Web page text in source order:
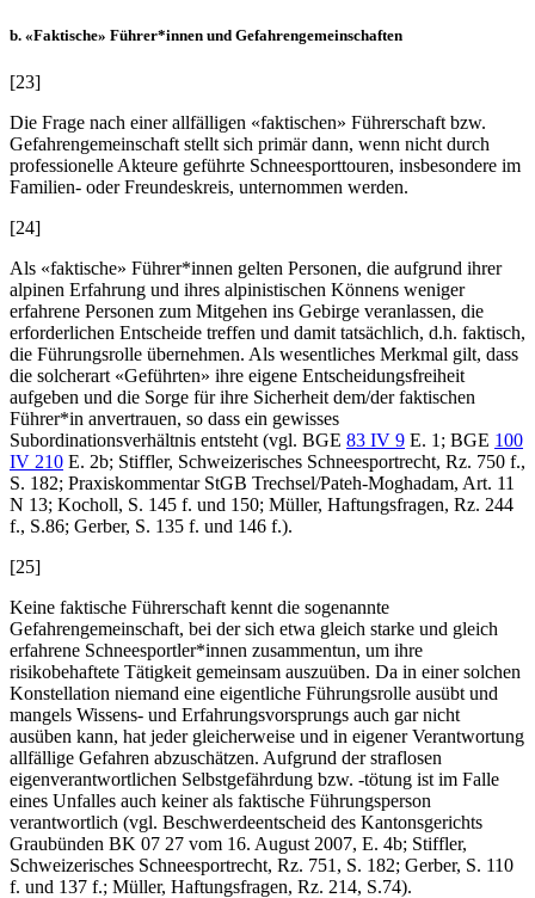
b. «Faktische» Führer*innen und Gefahrengemeinschaften
[23]
Die Frage nach einer allfälligen «faktischen» Führerschaft bzw.
Gefahrengemeinschaft stellt sich primär dann, wenn nicht durch
professionelle Akteure geführte Schneesporttouren, insbesondere im
Familien- oder Freundeskreis, unternommen werden.
[24]
Als «faktische» Führer*innen gelten Personen, die aufgrund ihrer
alpinen Erfahrung und ihres alpinistischen Könnens weniger
erfahrene Personen zum Mitgehen ins Gebirge veranlassen, die
erforderlichen Entscheide treffen und damit tatsächlich, d.h. faktisch,
die Führungsrolle übernehmen. Als wesentliches Merkmal gilt, dass
die solcherart «Geführten» ihre eigene Entscheidungsfreiheit
aufgeben und die Sorge für ihre Sicherheit dem/der faktischen
Führer*in anvertrauen, so dass ein gewisses
Subordinationsverhältnis entsteht (vgl. BGE 83 IV 9 E. 1; BGE 100
IV 210 E. 2b; Stiffler, Schweizerisches Schneesportrecht, Rz. 750 f.,
S. 182; Praxiskommentar StGB Trechsel/Pateh-Moghadam, Art. 11
N 13; Kocholl, S. 145 f. und 150; Müller, Haftungsfragen, Rz. 244
f., S.86; Gerber, S. 135 f. und 146 f.).
[25]
Keine faktische Führerschaft kennt die sogenannte
Gefahrengemeinschaft, bei der sich etwa gleich starke und gleich
erfahrene Schneesportler*innen zusammentun, um ihre
risikobehaftete Tätigkeit gemeinsam auszuüben. Da in einer solchen
Konstellation niemand eine eigentliche Führungsrolle ausübt und
mangels Wissens- und Erfahrungsvorsprungs auch gar nicht
ausüben kann, hat jeder gleicherweise und in eigener Verantwortung
allfällige Gefahren abzuschätzen. Aufgrund der straflosen
eigenverantwortlichen Selbstgefährdung bzw. -tötung ist im Falle
eines Unfalles auch keiner als faktische Führungsperson
verantwortlich (vgl. Beschwerdeentscheid des Kantonsgerichts
Graubünden BK 07 27 vom 16. August 2007, E. 4b; Stiffler,
Schweizerisches Schneesportrecht, Rz. 751, S. 182; Gerber, S. 110
f. und 137 f.; Müller, Haftungsfragen, Rz. 214, S.74).